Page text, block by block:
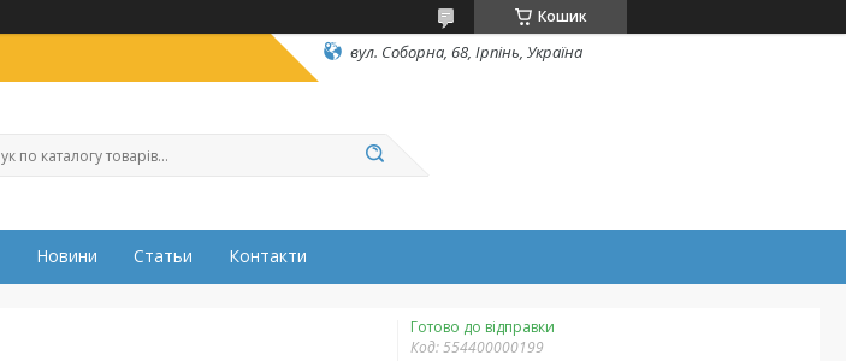
Кошик
вул. Соборна, 68, Ірпінь, Україна
Новини Статьи Контакти
Готово до відправки
Код:554400000199